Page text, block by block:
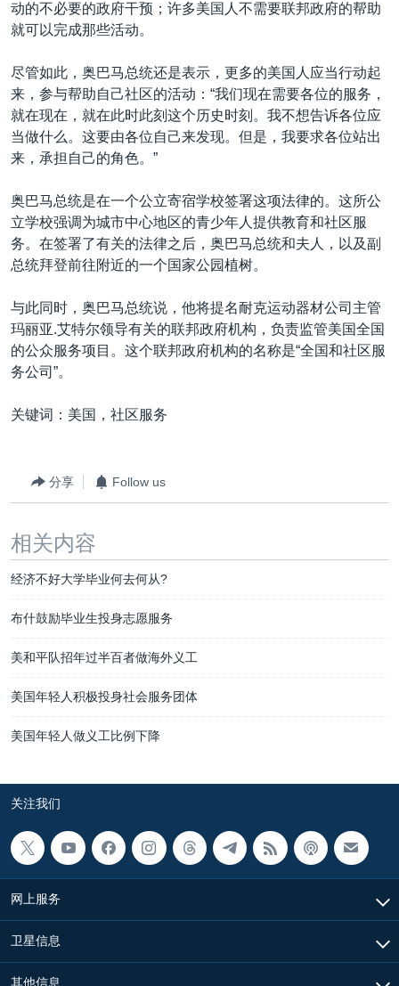
动的不必要的政府干预；许多美国人不需要联邦政府的帮助
就可以完成那些活动。
尽管如此，奥巴马总统还是表示，更多的美国人应当行动起
来，参与帮助自己社区的活动：“我们现在需要各位的服务，
就在现在，就在此时此刻这个历史时刻。我不想告诉各位应
当做什么。这要由各位自己来发现。但是，我要求各位站出
来，承担自己的角色。”
奥巴马总统是在一个公立寄宿学校签署这项法律的。这所公
立学校强调为城市中心地区的青少年人提供教育和社区服
务。在签署了有关的法律之后，奥巴马总统和夫人，以及副
总统拜登前往附近的一个国家公园植树。
与此同时，奥巴马总统说，他将提名耐克运动器材公司主管
玛丽亚.艾特尔领导有关的联邦政府机构，负责监管美国全国
的公众服务项目。这个联邦政府机构的名称是“全国和社区服
务公司”。
关键词：美国，社区服务
分享 Follow us
相关内容
经济不好大学毕业何去何从?
布什鼓励毕业生投身志愿服务
美和平队招年过半百者做海外义工
美国年轻人积极投身社会服务团体
美国年轻人做义工比例下降
关注我们
网上服务
卫星信息
其他信息